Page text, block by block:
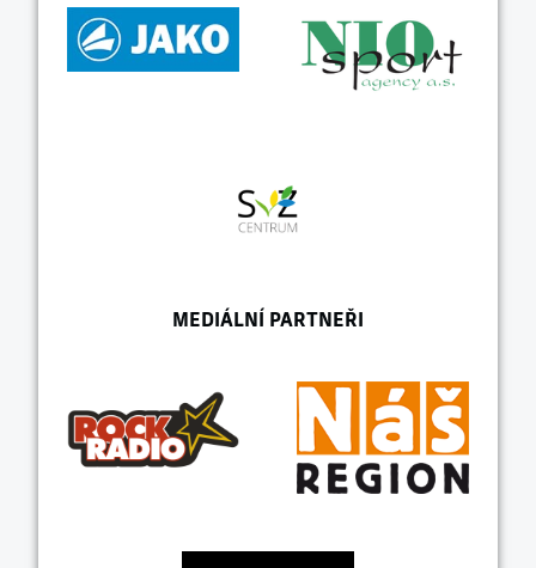
MEDIÁLNÍ PARTNEŘI